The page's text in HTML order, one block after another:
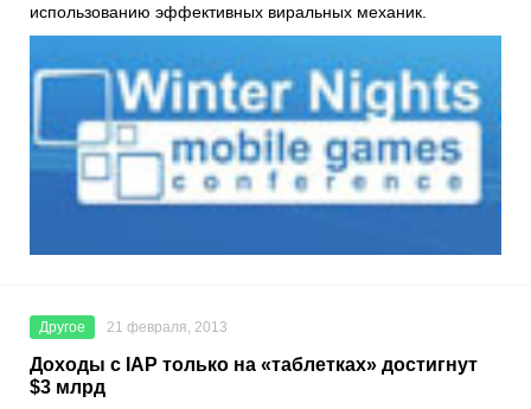
использованию эффективных виральных механик.
Другое 21 февраля, 2013
Доходы с IAP только на «таблетках» достигнут
$3 млрд